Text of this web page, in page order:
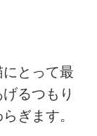
とって最
るつもり
ぎます。